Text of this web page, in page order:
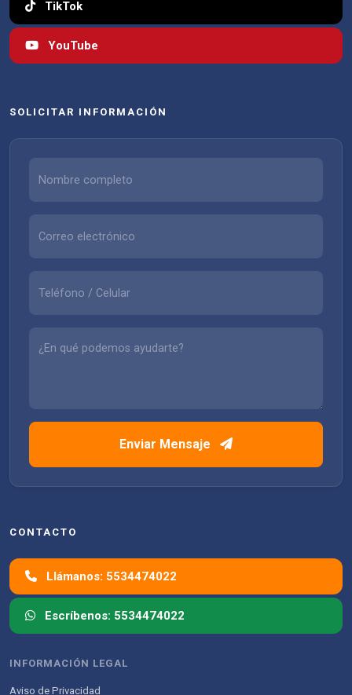
TikTok
YouTube
SOLICITAR INFORMACIÓN
Enviar Mensaje
CONTACTO
Llámanos: 5534474022
Escríbenos: 5534474022
INFORMACIÓN LEGAL
Aviso de Privacidad